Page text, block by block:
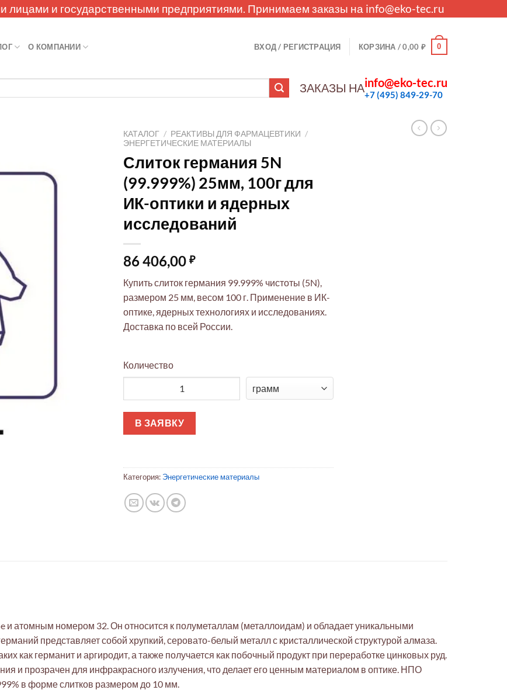
лицами и государственными предприятиями. Принимаем заказы на info@eko-tec.ru
О КОМПАНИИ ВХОД / РЕГИСТРАЦИЯ КОРЗИНА /0,00 ₽ 0
ЗАКАЗЫ НАinfo@eko-tec.ru
+7 (495) 849-29-70
КАТАЛОГ / РЕАКТИВЫ ДЛЯ ФАРМАЦЕВТИКИ /
ЭНЕРГЕТИЧЕСКИЕ МАТЕРИАЛЫ
Слиток германия 5N
(99.999%) 25мм, 100г для
ИК-оптики и ядерных
исследований
86 406,00 ₽
Купить слиток германия 99.999% чистоты (5N),
размером 25 мм, весом 100 г. Применение в ИК-
оптике, ядерных технологиях и исследованиях.
Доставка по всей России.
Количество
В ЗАЯВКУ
Категория: Энергетические материалы
и атомным номером 32. Он относится к полуметаллам (металлоидам) и обладает уникальными
представляет собой хрупкий, серовато-белый металл с кристаллической структурой алмаза.
как германит и аргиродит, а также получается как побочный продукт при переработке цинковых руд.
и прозрачен для инфракрасного излучения, что делает его ценным материалом в оптике. НПО
в форме слитков размером до 10 мм.